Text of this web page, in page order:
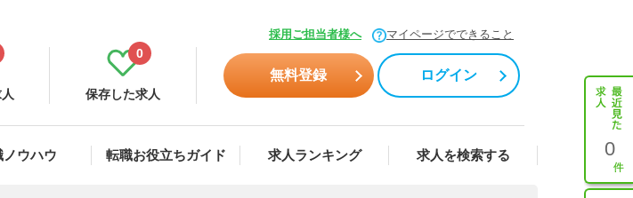
採用ご担当者様へ マイページでできること
保存した求人
0
無料登録 ログイン
ノウハウ 転職お役立ちガイド 求人ランキング 求人を検索する 0